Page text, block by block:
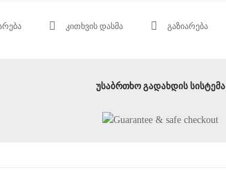
კითხვის დასმა გაზიარება
უსაბრთხო გადახდის სისტემა